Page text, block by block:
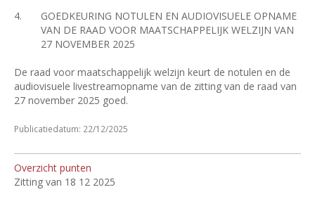
4.
GOEDKEURING NOTULEN EN AUDIOVISUELE OPNAME
VAN DE RAAD VOOR MAATSCHAPPELIJK WELZIJN VAN
27 NOVEMBER 2025
De raad voor maatschappelijk welzijn keurt de notulen en de
audiovisuele livestreamopname van de zitting van de raad van
27 november 2025 goed.
Publicatiedatum: 22/12/2025
Overzicht punten
Zitting van 18 12 2025